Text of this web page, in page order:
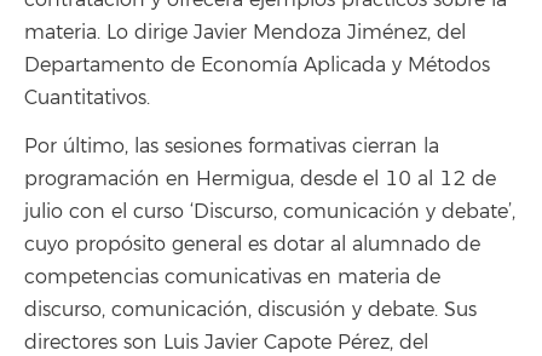
materia. Lo dirige Javier Mendoza Jiménez, del
Departamento de Economía Aplicada y Métodos
Cuantitativos.
Por último, las sesiones formativas cierran la
programación en Hermigua, desde el 10 al 12 de
julio con el curso ‘Discurso, comunicación y debate’,
cuyo propósito general es dotar al alumnado de
competencias comunicativas en materia de
discurso, comunicación, discusión y debate. Sus
directores son Luis Javier Capote Pérez, del